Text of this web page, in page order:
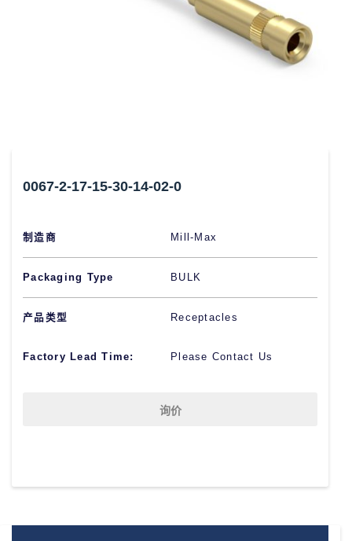
0067-2-17-15-30-14-02-0
制造商 Mill-Max
Packaging Type BULK
产品类型 Receptacles
Factory Lead Time: Please Contact Us
询价